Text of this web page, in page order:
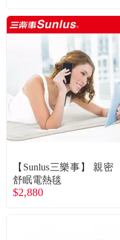
【Sunlus三樂事】 親密
舒眠電熱毯
$2,880